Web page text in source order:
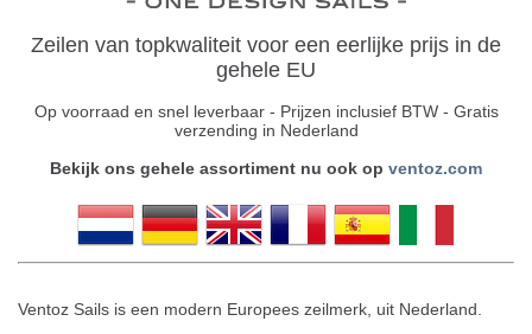
Zeilen van topkwaliteit voor een eerlijke prijs in de
gehele EU
Op voorraad en snel leverbaar- Prijzen inclusief BTW - Gratis
verzending in Nederland
Bekijk ons gehele assortiment nu ook op ventoz.com
Ventoz Sails is een modern Europees zeilmerk, uit Nederland.